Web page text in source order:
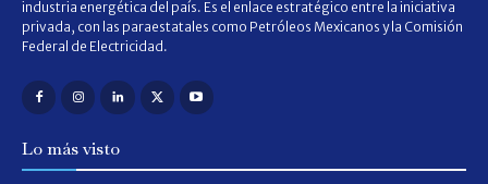
industria energética del país. Es el enlace estratégico entre la iniciativa
privada, con las paraestatales como Petróleos Mexicanos y la Comisión
Federal de Electricidad.
Lo más visto